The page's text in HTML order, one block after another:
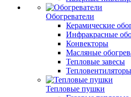
Обогреватели
Керамические
Инфракрасные
Конвекторы
Масляные
Тепловые завесы
Тепловентиляторы
Тепловые пушки